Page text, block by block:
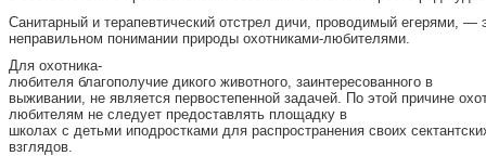
Санитарный и терапевтический отстрел дичи, проводимый егерями,
неправильном понимании природы охотниками-любителями.
Для охотника-
любителя благополучие дикого животного, заинтересованного в
выживании, не является первостепенной задачей. По этой причине
любителям не следует предоставлять площадку в
школах с детьми иподростками для распространения своих
взглядов.